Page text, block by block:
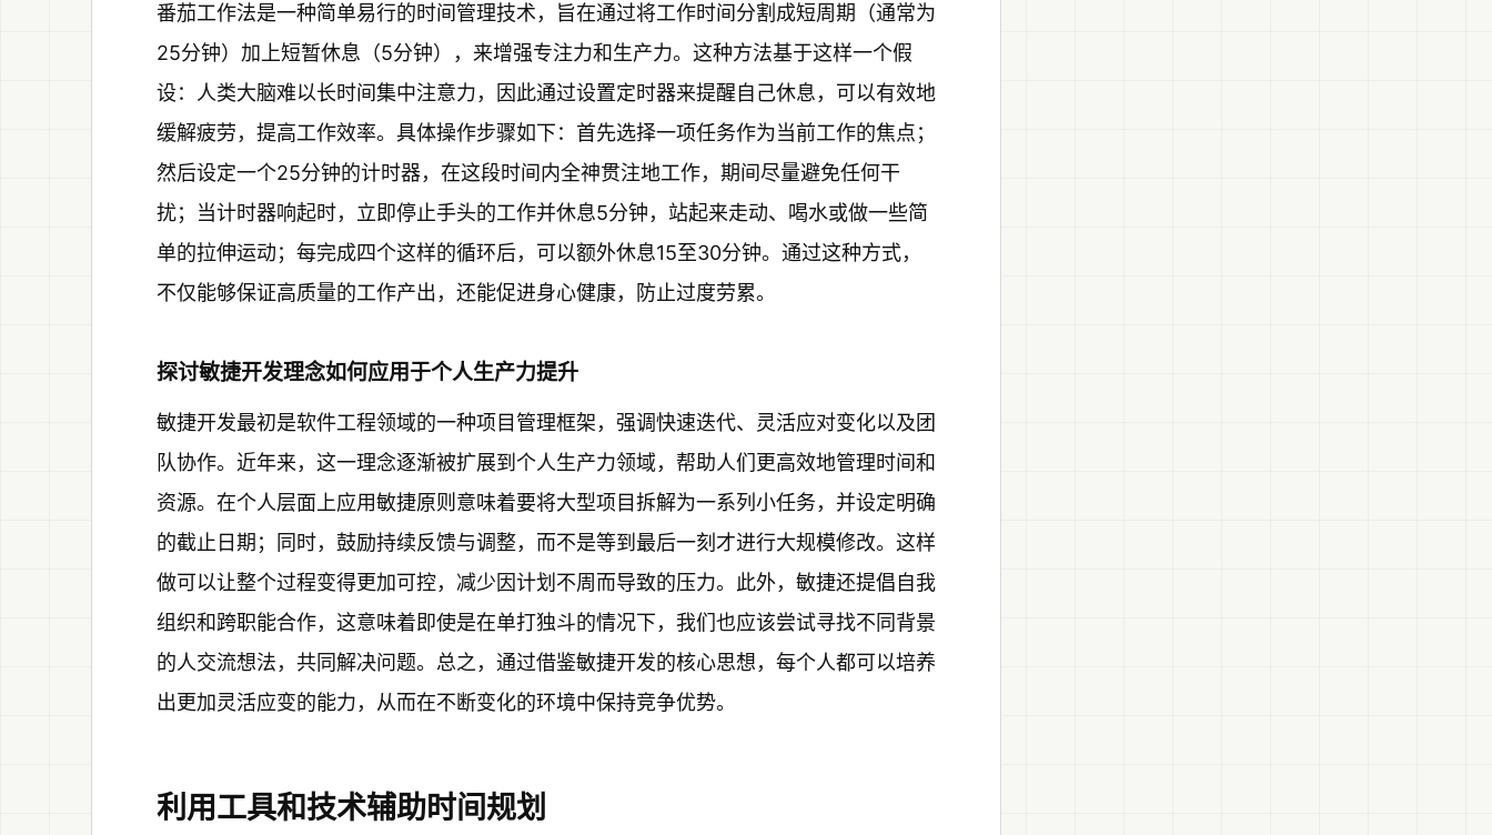
番茄工作法是一种简单易行的时间管理技术，旨在通过将工作时间分割成短周期（通常为
25分钟）加上短暂休息（5分钟），来增强专注力和生产力。这种方法基于这样一个假
设：人类大脑难以长时间集中注意力，因此通过设置定时器来提醒自己休息，可以有效地
缓解疲劳，提高工作效率。具体操作步骤如下：首先选择一项任务作为当前工作的焦点；
然后设定一个25分钟的计时器，在这段时间内全神贯注地工作，期间尽量避免任何干
扰；当计时器响起时，立即停止手头的工作并休息5分钟，站起来走动、喝水或做一些简
单的拉伸运动；每完成四个这样的循环后，可以额外休息15至30分钟。通过这种方式，
不仅能够保证高质量的工作产出，还能促进身心健康，防止过度劳累。
探讨敏捷开发理念如何应用于个人生产力提升
敏捷开发最初是软件工程领域的一种项目管理框架，强调快速迭代、灵活应对变化以及团
队协作。近年来，这一理念逐渐被扩展到个人生产力领域，帮助人们更高效地管理时间和
资源。在个人层面上应用敏捷原则意味着要将大型项目拆解为一系列小任务，并设定明确
的截止日期；同时，鼓励持续反馈与调整，而不是等到最后一刻才进行大规模修改。这样
做可以让整个过程变得更加可控，减少因计划不周而导致的压力。此外，敏捷还提倡自我
组织和跨职能合作，这意味着即使是在单打独斗的情况下，我们也应该尝试寻找不同背景
的人交流想法，共同解决问题。总之，通过借鉴敏捷开发的核心思想，每个人都可以培养
出更加灵活应变的能力，从而在不断变化的环境中保持竞争优势。
利用工具和技术辅助时间规划